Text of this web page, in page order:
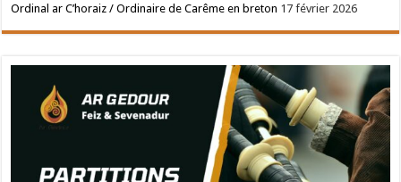
Ordinal ar C’horaiz / Ordinaire de Carême en breton 17 février 2026